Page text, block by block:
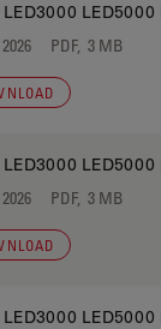
LED3000
PDF, 3 MB
LED3000
PDF, 3 MB
LED3000